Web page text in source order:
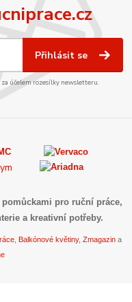
Přihlásit se
za účelem rozesílky newsletteru.
pro ruční práce,
a kreativní potřeby.
, Balkónové květiny, Zmagazina